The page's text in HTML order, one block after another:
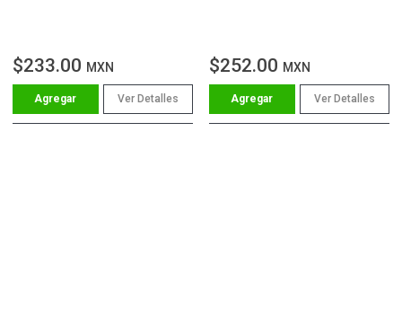
$233.00 MXN
Ver Detalles
$252.00 MXN
Ver Detalles